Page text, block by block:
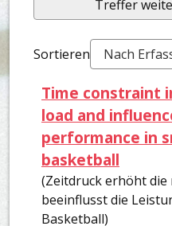
Treffer
Sortieren
Time constraint
load and
performance in
basketball
(Zeitdruck erhöht die
beeinflusst die
Basketball)